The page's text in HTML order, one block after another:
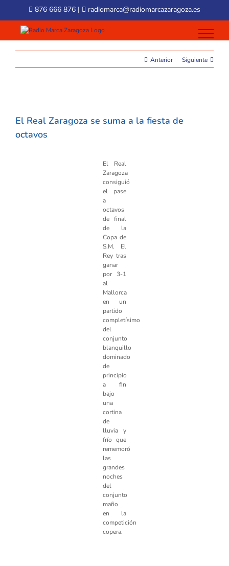
content
876 666 876 | radiomarca@radiomarcazaragoza.es
Anterior Siguiente
Image
El Real Zaragoza se suma a la fiesta de
octavos
El Real
Zaragoza
consiguió
el pase
a
octavos
de final
de la
Copa de
S.M. El
Rey tras
ganar
por 3-1
al
Mallorca
en un
partido
completísimo
del
conjunto
blanquillo
dominado
de
principio
a fin
bajo
una
cortina
de
lluvia y
frío que
rememoró
las
grandes
noches
del
conjunto
maño
en la
competición
copera.